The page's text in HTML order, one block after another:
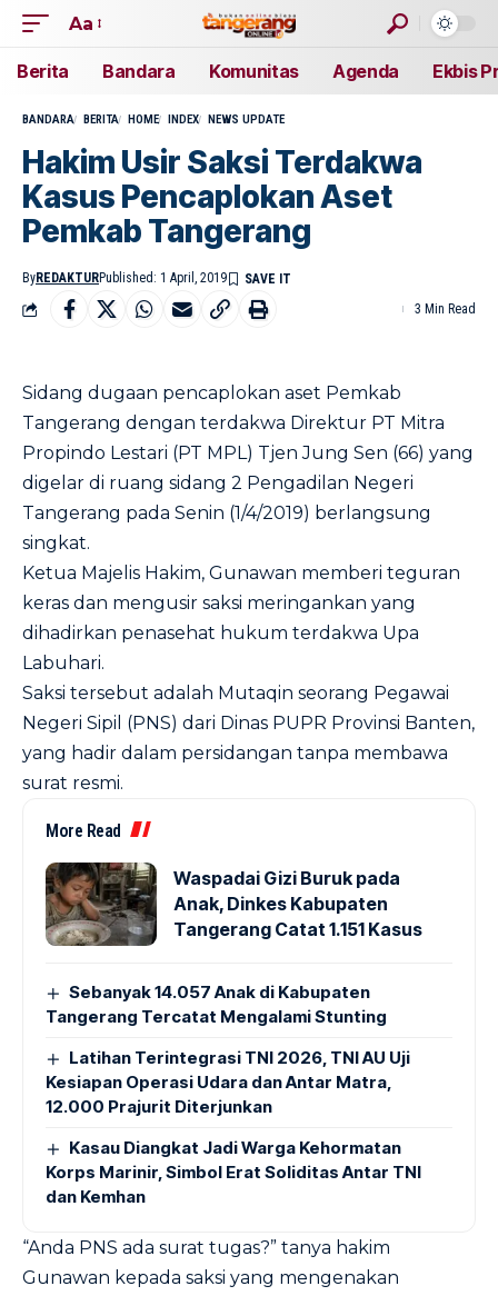
Aa
Berita Bandara Komunitas Agenda Ekbis
BANDARA BERITA HOME INDEX NEWS UPDATE
Hakim Usir Saksi Terdakwa
Kasus Pencaplokan Aset
Pemkab Tangerang
ByREDAKTURPublished: 1 April, 2019
3 Min Read
Sidang dugaan pencaplokan aset Pemkab
Tangerang dengan terdakwa Direktur PT Mitra
Propindo Lestari (PT MPL) Tjen Jung Sen (66) yang
digelar di ruang sidang 2 Pengadilan Negeri
Tangerang pada Senin (1/4/2019) berlangsung
singkat.
Ketua Majelis Hakim, Gunawan memberi teguran
keras dan mengusir saksi meringankan yang
dihadirkan penasehat hukum terdakwa Upa
Labuhari.
Saksi tersebut adalah Mutaqin seorang Pegawai
Negeri Sipil (PNS) dari Dinas PUPR Provinsi Banten,
yang hadir dalam persidangan tanpa membawa
surat resmi.
More Read
Waspadai Gizi Buruk pada
Anak, Dinkes Kabupaten
Tangerang Catat 1.151 Kasus
Sebanyak 14.057 Anak di Kabupaten
Tangerang Tercatat Mengalami Stunting
Latihan Terintegrasi TNI 2026, TNI AU Uji
Kesiapan Operasi Udara dan Antar Matra,
12.000 Prajurit Diterjunkan
Kasau Diangkat Jadi Warga Kehormatan
Korps Marinir, Simbol Erat Soliditas Antar TNI
dan Kemhan
“Anda PNS ada surat tugas?” tanya hakim
Gunawan kepada saksi yang mengenakan